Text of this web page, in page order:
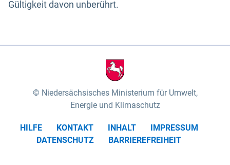
Gültigkeit davon unberührt.
Niedersächsisches Ministerium für Umwelt,
Energie und Klimaschutz
HILFE KONTAKT INHALT
IMPRESSUM
DATENSCHUTZ
BARRIEREFREIHEIT